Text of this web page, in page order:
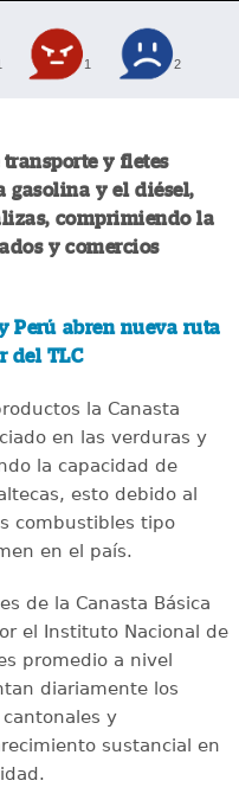
1 2
y fletes
gasolina y el diésel,
comprimiendo la
y comercios
Perú abren nueva ruta
del TLC
la Canasta
en las verduras y
la capacidad de
esto debido al
combustibles tipo
en el país.
de la Canasta Básica
el Instituto Nacional de
promedio a nivel
diariamente los
y
sustancial en